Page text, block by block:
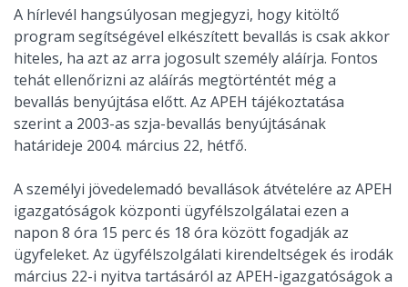
A hírlevél hangsúlyosan megjegyzi, hogy kitöltő
program segítségével elkészített bevallás is csak akkor
hiteles, ha azt az arra jogosult személy aláírja. Fontos
tehát ellenőrizni az aláírás megtörténtét még a
bevallás benyújtása előtt. Az APEH tájékoztatása
szerint a 2003-as szja-bevallás benyújtásának
határideje 2004. március 22, hétfő.
A személyi jövedelemadó bevallások átvételére az APEH
igazgatóságok központi ügyfélszolgálatai ezen a
napon 8 óra 15 perc és 18 óra között fogadják az
ügyfeleket. Az ügyfélszolgálati kirendeltségek és irodák
március 22-i nyitva tartásáról az APEH-igazgatóságok a